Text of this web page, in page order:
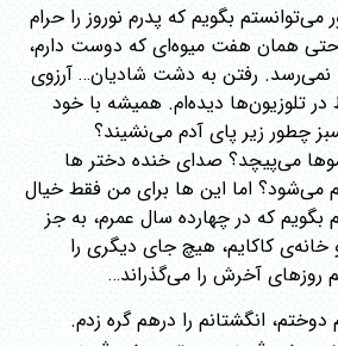
بگویم که پدرم نوروز را حرام
حتی همان هفت میوه‌ای که دوست دارم،
رفتن به دشت شادیان… آرزوی
در تلوزیون‌ها دیده‌ام. همیشه با خود
چطور زیر پای آدم می‌نشیند؟
می‌پیچد؟ صدای خنده دختر ها
اما این ها برای من فقط خیال
که در چهارده سال عمرم، به جز
کاکایم، هیچ جای دیگری را
آخرش را می‌گذراند…
انگشتانم را درهم گره زدم.